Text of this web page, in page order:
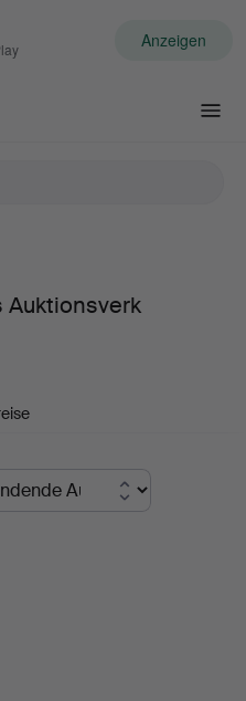
Anzeigen
Auktionsverk